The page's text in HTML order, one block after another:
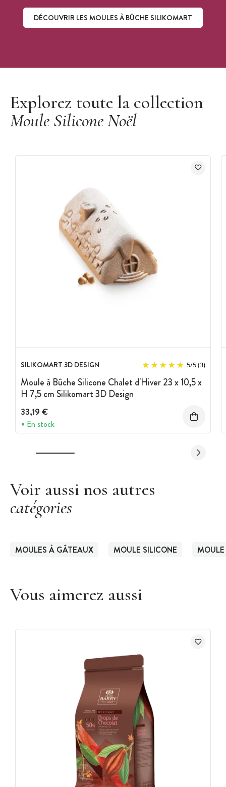
DÉCOUVRIR LES MOULES À BÛCHE SILIKOMART
Explorez toute la collection
Moule Silicone Noël
SILIKOMART 3D DESIGN 5/5(3)
Moule à Bûche Silicone Chalet d'Hiver 23 x 10,5 x
H 7,5 cm Silikomart 3D Design
33,19 €
En stock
Voir aussi nos autres
catégories
MOULES À GÂTEAUX MOULE SILICONE
Vous aimerez aussi